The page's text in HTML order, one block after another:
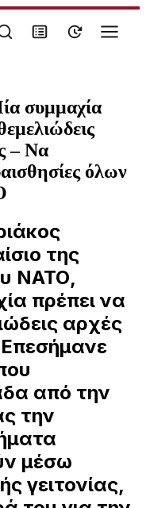
συμμαχία
– Να
όλων
της
ΝΑΤΟ,
πρέπει να
αρχές
Επεσήμανε
από την
την
μέσω
γειτονίας,